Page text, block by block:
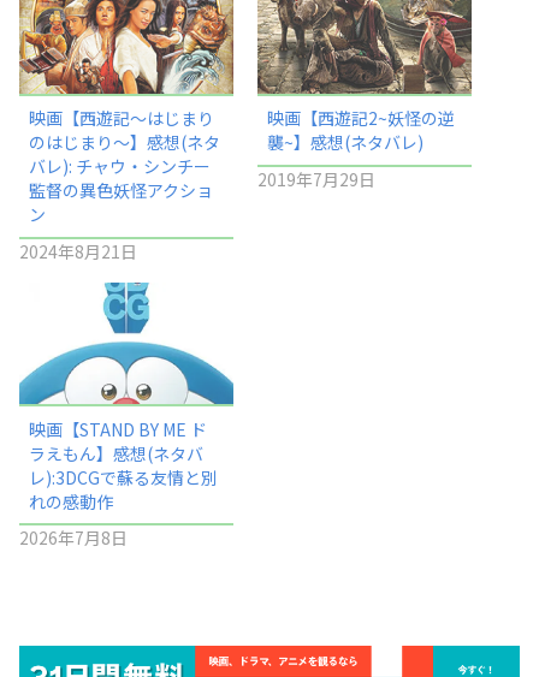
映画【西遊記～はじまり
のはじまり～】感想(ネタ
バレ): チャウ・シンチー
監督の異色妖怪アクショ
ン
2024年8月21日
映画【西遊記2~妖怪の逆
襲~】感想(ネタバレ)
2019年7月29日
映画【STAND BY ME ド
ラえもん】感想(ネタバ
レ):3DCGで蘇る友情と別
れの感動作
2026年7月8日